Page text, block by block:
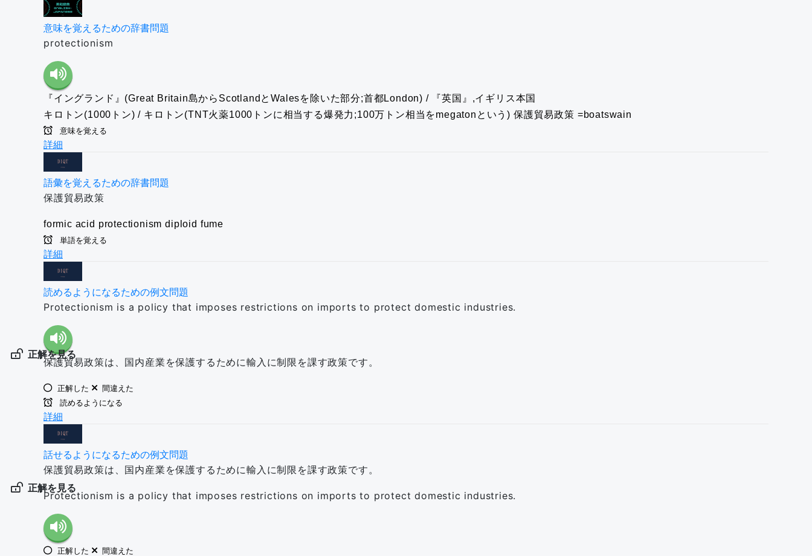
意味を覚えるための辞書問題
protectionism
『イングランド』(Great Britain島からScotlandとWalesを除いた部分;首都London) / 『英国』,イギリス本国
キロトン(1000トン) / キロトン(TNT火薬1000トンに相当する爆発力;100万トン相当をmegatonという) 保護貿易政策 =boatswain
意味を覚える
詳細
語彙を覚えるための辞書問題
保護貿易政策
formic acid protectionism diploid fume
単語を覚える
詳細
読めるようになるための例文問題
Protectionism is a policy that imposes restrictions on imports to protect domestic industries.
正解を見る
保護貿易政策は、国内産業を保護するために輸入に制限を課す政策です。
正解した
間違えた
読めるようになる
詳細
話せるようになるための例文問題
保護貿易政策は、国内産業を保護するために輸入に制限を課す政策です。
正解を見る
Protectionism is a policy that imposes restrictions on imports to protect domestic industries.
正解した
間違えた